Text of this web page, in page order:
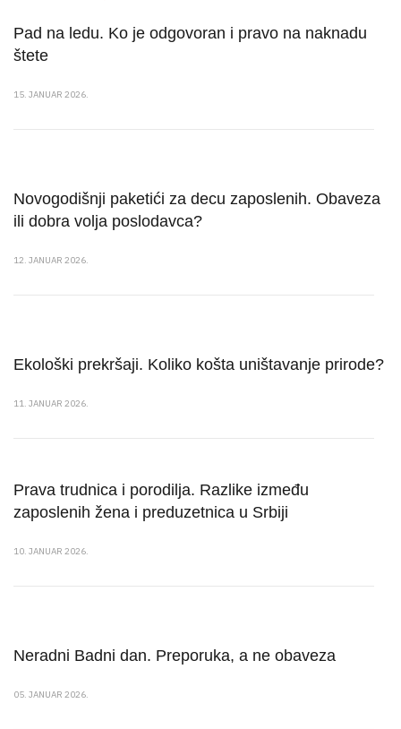
Pad na ledu. Ko je odgovoran i pravo na naknadu
štete
15. JANUAR 2026.
Novogodišnji paketići za decu zaposlenih. Obaveza
ili dobra volja poslodavca?
12. JANUAR 2026.
Ekološki prekršaji. Koliko košta uništavanje prirode?
11. JANUAR 2026.
Prava trudnica i porodilja. Razlike između
zaposlenih žena i preduzetnica u Srbiji
10. JANUAR 2026.
Neradni Badni dan. Preporuka, a ne obaveza
05. JANUAR 2026.